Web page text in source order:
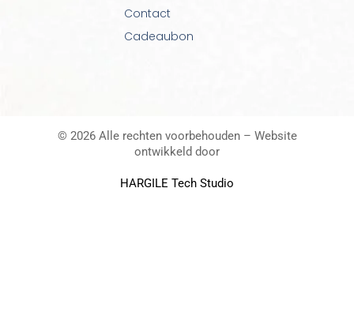
Contact
Cadeaubon
© 2026 Alle rechten voorbehouden – Website
ontwikkeld door
HARGILE Tech Studio